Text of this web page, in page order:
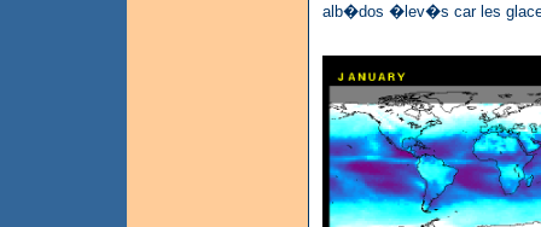
alb�dos �lev�s car les